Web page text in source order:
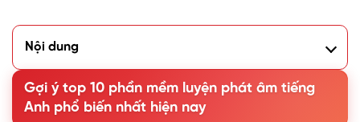
Nội dung
2. Khái quát về bảng phiên âm quốc tế IPA
3. Top 10 phần mềm luyện phát âm tiếng Anh chuẩn phổ
biến nhất hiện nay
Gợi ý top 10 phần mềm luyện phát âm tiếng
Anh phổ biến nhất hiện nay